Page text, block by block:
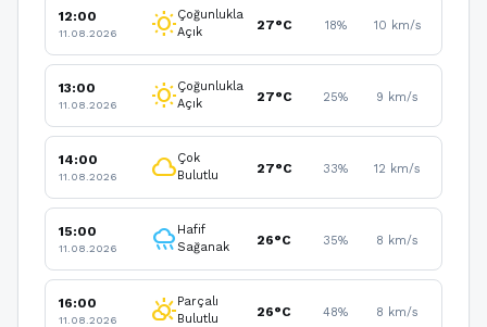
12:00
11.08.2026 wb_sunnyÇoğunlukla
Açık
27°C 18% 10 km/s
13:00
11.08.2026 wb_sunnyÇoğunlukla
Açık
27°C 25% 9 km/s
14:00
11.08.2026 cloudÇok
Bulutlu
27°C 33% 12 km/s
15:00
11.08.2026 rainy Hafif
Sağanak
26°C 35% 8 km/s
16:00
11.08.2026 partly_cloudy_dayParçalı
Bulutlu
26°C 48% 8 km/s